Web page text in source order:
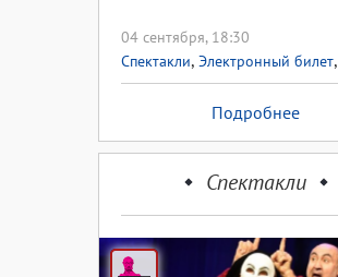
04 сентября, 18:30
Спектакли, Электронный билет,
Подробнее
Спектакли